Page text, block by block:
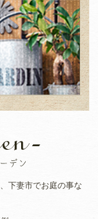
下妻市でお庭の事な